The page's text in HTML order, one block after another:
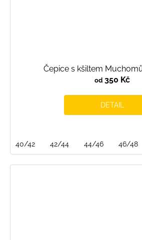
Čepice s kšiltem
od350 Kč
DETAIL
40/42 42/44 44/46 46/48